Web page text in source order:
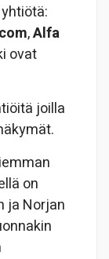
,Alfa
ovat
joilla
on
ja Norjan